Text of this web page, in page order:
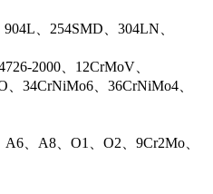
、254SMD、304LN、
2000、12CrMoV、
34CrNiMo6、36CrNiMo4、
、A8、O1、O2、9Cr2Mo、